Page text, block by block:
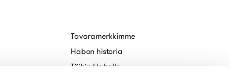
Tavaramerkkimme
Habon historia
Töihin Habolle